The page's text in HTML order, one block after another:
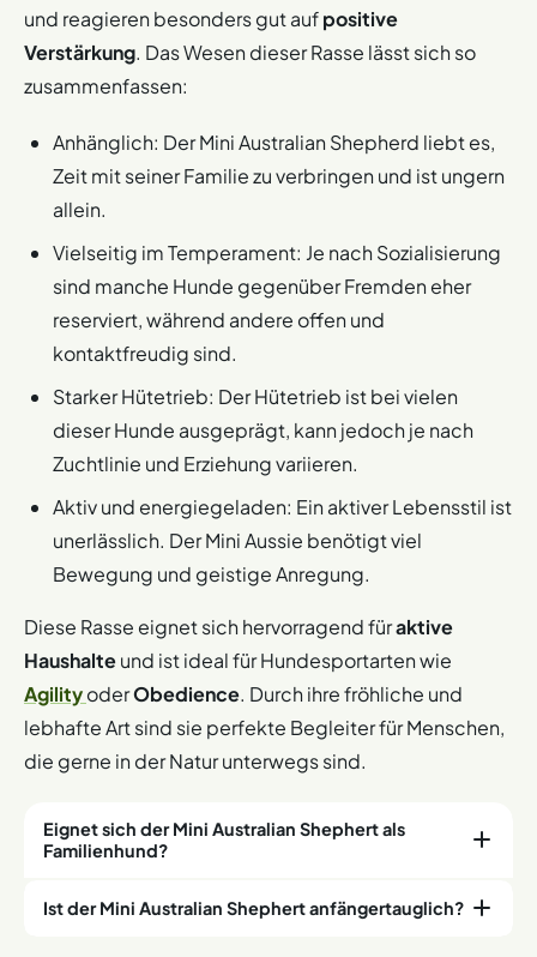
und reagieren besonders gut aufpositive
Verstärkung. Das Wesen dieser Rasse lässt sich so
zusammenfassen:
Anhänglich: Der Mini Australian Shepherd liebt es,
Zeit mit seiner Familie zu verbringen und ist ungern
allein.
Vielseitig im Temperament: Je nach Sozialisierung
sind manche Hunde gegenüber Fremden eher
reserviert, während andere offen und
kontaktfreudig sind.
Starker Hütetrieb: Der Hütetrieb ist bei vielen
dieser Hunde ausgeprägt, kann jedoch je nach
Zuchtlinie und Erziehung variieren.
Aktiv und energiegeladen: Ein aktiver Lebensstil ist
unerlässlich. Der Mini Aussie benötigt viel
Bewegung und geistige Anregung.
Diese Rasse eignet sich hervorragend füraktive
Haushalteund ist ideal für Hundesportarten wie
AgilityoderObedience. Durch ihre fröhliche und
lebhafte Art sind sie perfekte Begleiter für Menschen,
die gerne in der Natur unterwegs sind.
Eignet sich der Mini Australian Shephert als
Familienhund?
Ja, der Mini Australian Shepherd ist eintoller
Ist der Mini Australian Shephert anfängertauglich?